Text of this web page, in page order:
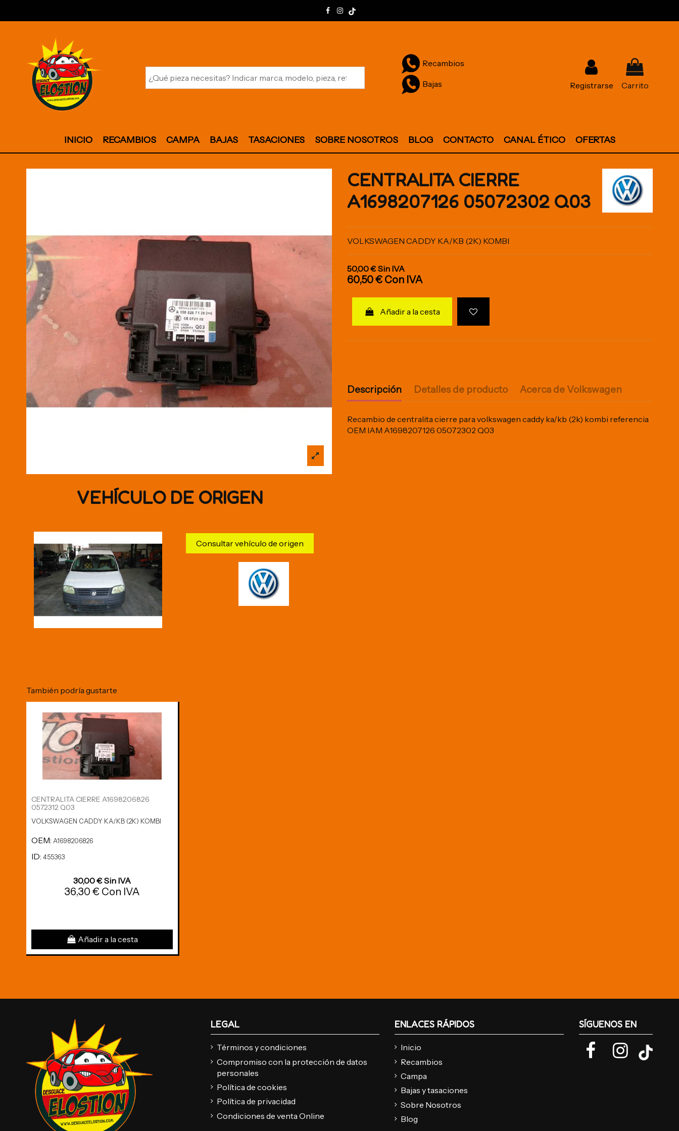
Recambios
Bajas Registrarse Carrito
INICIO RECAMBIOS CAMPA BAJAS TASACIONES SOBRE NOSOTROS BLOG CONTACTO CANAL ÉTICO OFERTAS
VEHÍCULO DE ORIGEN
Consultar vehículo de origen
CENTRALITA CIERRE
A1698207126 05072302 Q03
VOLKSWAGEN CADDY KA/KB (2K) KOMBI
50,00 €Sin IVA
60,50 € Con IVA
Añadir a la cesta
Descripción Detalles de producto Acerca de Volkswagen
Recambio de centralita cierre para volkswagen caddy ka/kb (2k) kombi referencia
OEM IAM A1698207126 05072302 Q03
También podría gustarte
CENTRALITA CIERRE A1698206826
0572312 Q03
VOLKSWAGEN CADDY KA/KB (2K) KOMBI
OEM: A1698206826
ID: 455363
30,00 € Sin IVA
36,30 € Con IVA
Añadir a la cesta
LEGAL
Términos y condiciones
Compromiso con la protección de datos
personales
Política de cookies
Política de privacidad
Condiciones de venta Online
ENLACES RÁPIDOS
Inicio
Recambios
Campa
Bajas y tasaciones
Sobre Nosotros
Blog
SÍGUENOS EN